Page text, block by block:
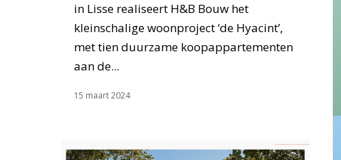
in Lisse realiseert H&B Bouw het
kleinschalige woonproject ‘de Hyacint’,
met tien duurzame koopappartementen
aan de...
15 maart 2024